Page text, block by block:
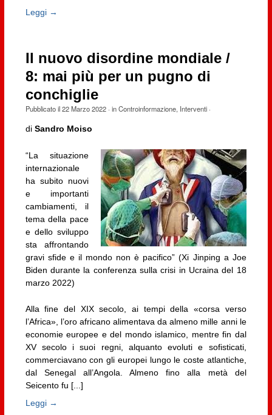
Leggi →
Il nuovo disordine mondiale /
8: mai più per un pugno di
conchiglie
Pubblicato il22 Marzo 2022· inControinformazione, Interventi·
di Sandro Moiso
“La situazione
internazionale
ha subito nuovi
e importanti
cambiamenti, il
tema della pace
e dello sviluppo
sta affrontando
gravi sfide e il mondo non è pacifico” (Xi Jinping a Joe
Biden durante la conferenza sulla crisi in Ucraina del 18
marzo 2022)
Alla fine del XIX secolo, ai tempi della «corsa verso
l’Africa», l’oro africano alimentava da almeno mille anni le
economie europee e del mondo islamico, mentre fin dal
XV secolo i suoi regni, alquanto evoluti e sofisticati,
commerciavano con gli europei lungo le coste atlantiche,
dal Senegal all’Angola. Almeno fino alla metà del
Seicento fu [...]
Leggi →